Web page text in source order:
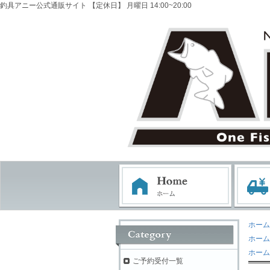
釣具アニー公式通販サイト 【定休日】 月曜日 14:00~20:00
ホーム
ホーム
ホーム
ご予約受付一覧